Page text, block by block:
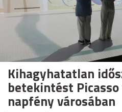
Kihagyhatatlan
betekintést
napfény városában